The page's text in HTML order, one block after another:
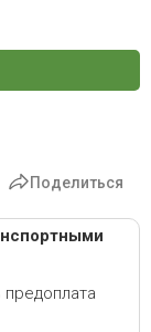
Поделиться